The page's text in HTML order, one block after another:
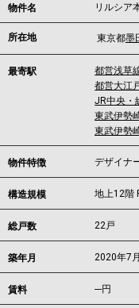
物件名 リルシア
所在地 東京都墨
最寄駅 都営浅草
都営大江
JR中央・
東武伊勢
東武伊勢
物件特徴 デザイナ
構造規模 地上12階
総戸数 22戸
築年月 2020年7月
賃料 ---円